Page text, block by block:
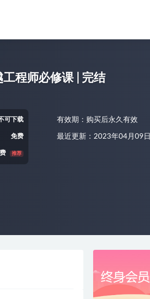
程师必修课 | 完结
可下载
免费
推荐
有效期：购买后永久有效
最近更新：2023年04月09日